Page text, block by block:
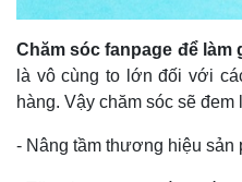
Chăm sóc fanpage để làm
là vô cùng to lớn đối với
hàng. Vậy chăm sóc sẽ
- Nâng tầm thương hiệu sản